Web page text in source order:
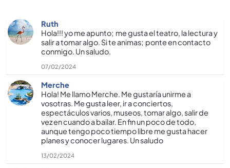
Ruth
Hola!!! yo me apunto; me gusta el teatro, la lectura y
salir a tomar algo. Si te animas; ponte en contacto
conmigo. Un saludo.
07/02/2024
Merche
Hola! Me llamo Merche. Me gustarí­a unirme a
vosotras. Me gusta leer, ir a conciertos,
espectáculos varios, museos, tomar algo, salir de
vez en cuando a bailar. En fin un poco de todo,
aunque tengo poco tiempo libre me gusta hacer
planes y conocer lugares. Un saludo
13/02/2024